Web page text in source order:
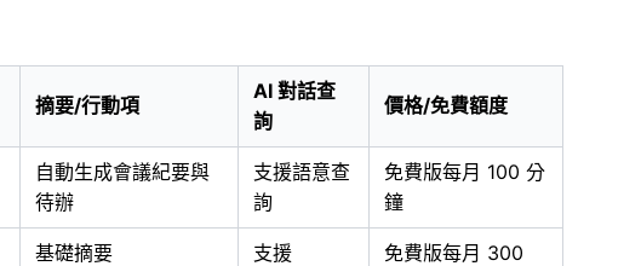
摘要/行動項
AI 對話查
詢
價格/免費額度
自動生成會議紀要與
待辦
支援語意查
詢
免費版每月 100 分
鐘
基礎摘要 支援
免費版每月 300